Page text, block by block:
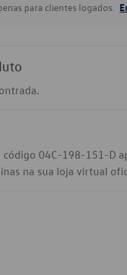
para clientes logados.
04C-198-151-D
na sua loja virtual